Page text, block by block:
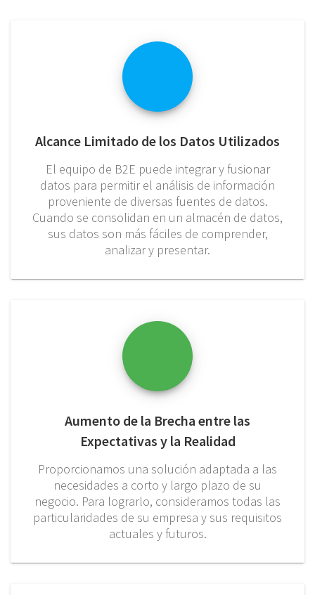
Alcance Limitado de los Datos Utilizados
El equipo de B2E puede integrar y fusionar
datos para permitir el análisis de información
proveniente de diversas fuentes de datos.
Cuando se consolidan en un almacén de datos,
sus datos son más fáciles de comprender,
analizar y presentar.
Aumento de la Brecha entre las
Expectativas y la Realidad
Proporcionamos una solución adaptada a las
necesidades a corto y largo plazo de su
negocio. Para lograrlo, consideramos todas las
particularidades de su empresa y sus requisitos
actuales y futuros.